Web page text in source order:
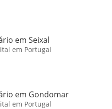
em Seixal
em Portugal
em Gondomar
em Portugal